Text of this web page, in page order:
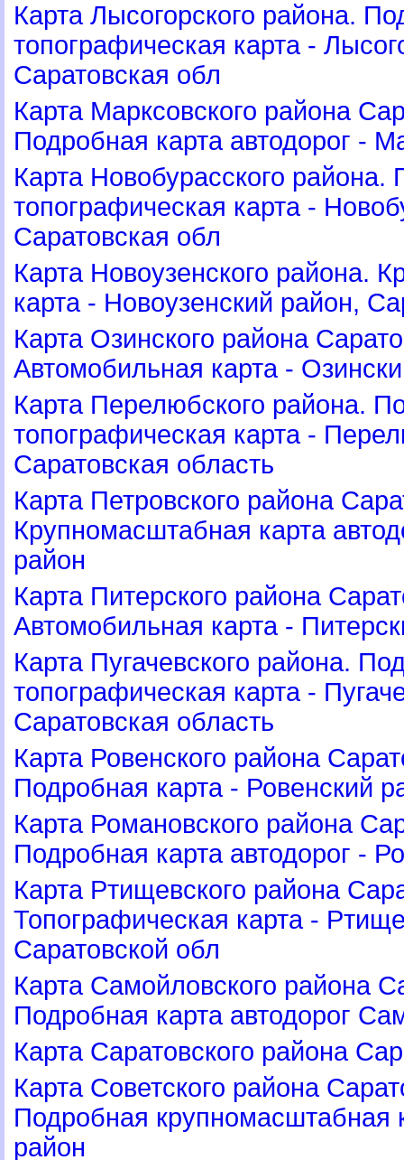
Карта Лысогорского района.
топографическая карта -
Саратовская обл
Карта Марксовского района
Подробная карта автодорог -
Карта Новобурасского района.
топографическая карта -
Саратовская обл
Карта Новоузенского района.
карта - Новоузенский район,
Карта Озинского района
Автомобильная карта -
Карта Перелюбского района.
топографическая карта -
Саратовская область
Карта Петровского района
Крупномасштабная карта
район
Карта Питерского района
Автомобильная карта -
Карта Пугачевского района.
топографическая карта -
Саратовская область
Карта Ровенского района
Подробная карта - Ровенский
Карта Романовского района
Подробная карта автодорог -
Карта Ртищевского района
Топографическая карта -
Саратовской обл
Карта Самойловского района
Подробная карта автодорог
Карта Саратовского района
Карта Советского района
Подробная крупномасштабная
район